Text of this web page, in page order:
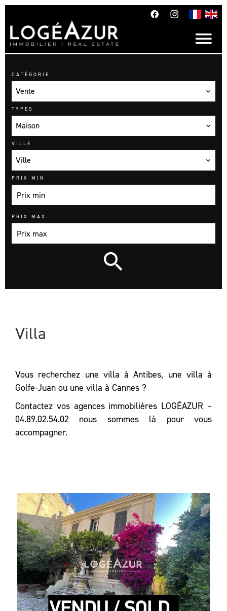
CATÉGORIE
Vente
TYPES
Maison
VILLE
Ville
PRIX MIN
PRIX MAX
Villa
Vous recherchez une villa à Antibes, une villa à
Golfe-Juan ou une villa à Cannes ?
Contactez vos agences immobilières LOGÉAZUR –
04.89.02.54.02 nous sommes là pour vous
accompagner.